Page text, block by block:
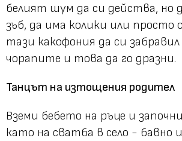
белият шум да си действа, но
зъб, да има колики или просто
тази какофония да си
чорапите и това да го дразни.
Танцът на изтощения родител
Вземи бебето на ръце и
като на сватба в село - бавно и